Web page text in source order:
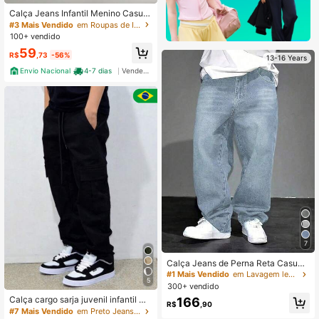
Calça Jeans Infantil Menino Casual
Premium Criança Adolescente
#3 Mais Vendido
em Roupas de Inverno para Adolescentes Meninos .
100+ vendido
R$59 ,73 -56%
Envio Nacional
4-7 dias
5
Calça cargo sarja juvenil infantil me
nino
#7 Mais Vendido
em Preto Jeans para meninos adolescentes
13-16 Years
7
Calça Jeans de Perna Reta Casual
Y2K, Adequado para Adolescentes
do Sexo Masculino - Denim de Gan
ga Lavada, Streetwear Casual Solt
o, Denim para Uso Externo, Calça J
eans Clássica Retrô dos Anos 90
#1 Mais Vendido
em Lavagem leve Jeans para meninos adolescentes
300+ vendido
R$166 ,90